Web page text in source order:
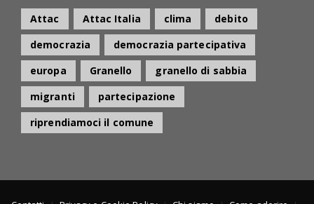
Attac Attac Italia clima
debito
democrazia
democrazia partecipativa
europa
Granello
granello di sabbia
migranti
partecipazione
riprendiamoci il comune